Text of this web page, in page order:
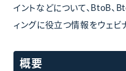
イントなどについて、BtoB
ィングに役立つ情報をウェビ
概要